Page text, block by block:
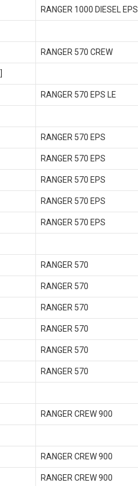
RANGER 1000 DIESEL EPS
RANGER 570 CREW
RANGER 570 EPS LE
RANGER 570 EPS
RANGER 570 EPS
RANGER 570 EPS
RANGER 570 EPS
RANGER 570 EPS
RANGER 570
RANGER 570
RANGER 570
RANGER 570
RANGER 570
RANGER 570
RANGER CREW 900
RANGER CREW 900
RANGER CREW 900